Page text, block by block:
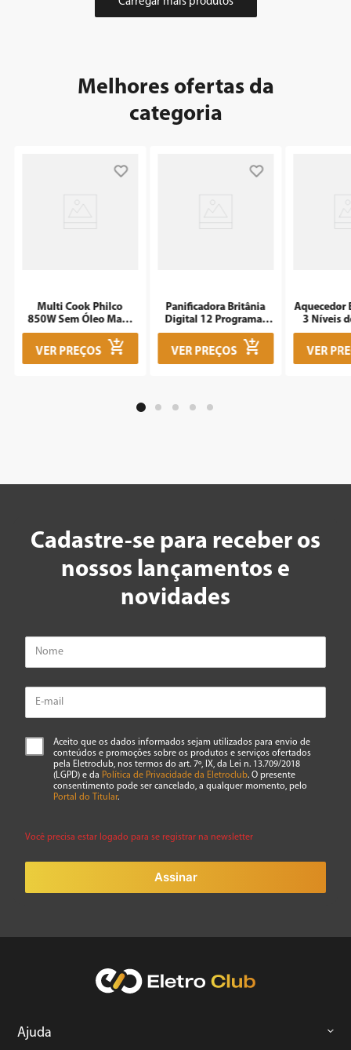
Melhores ofertas da
categoria
Multi Cook Philco
850W Sem Óleo Maxx
Clean
VER PREÇOS
Panificadora Britânia
Digital 12 Programas
3L BPNE01
VER PREÇOS
Aquecedor
3 Níveis
1500W
VER
Cadastre-se para receber os
nossos lançamentos e
novidades
Aceito que os dados informados sejam utilizados para envio de
conteúdos e promoções sobre os produtos e serviços ofertados
pela Eletroclub, nos termos do art. 7º, IX, da Lei n. 13.709/2018
(LGPD) e da Política de Privacidade da Eletroclub. O presente
consentimento pode ser cancelado, a qualquer momento, pelo
Portal do Titular.
Você precisa estar logado para se registrar na newsletter
Assinar
Ajuda